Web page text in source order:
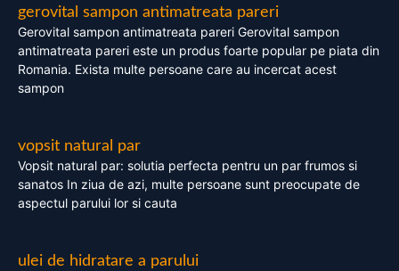
gerovital sampon antimatreata pareri
Gerovital sampon antimatreata pareri Gerovital sampon
antimatreata pareri este un produs foarte popular pe piata din
Romania. Exista multe persoane care au incercat acest
sampon
vopsit natural par
Vopsit natural par: solutia perfecta pentru un par frumos si
sanatos In ziua de azi, multe persoane sunt preocupate de
aspectul parului lor si cauta
ulei de hidratare a parului